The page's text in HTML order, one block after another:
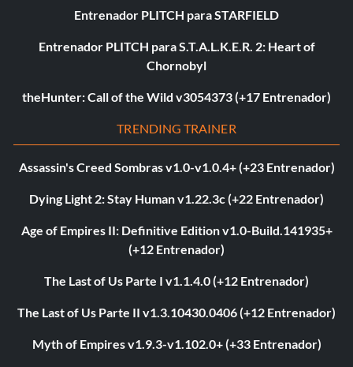
Entrenador PLITCH para STARFIELD
Entrenador PLITCH para S.T.A.L.K.E.R. 2: Heart of
Chornobyl
theHunter: Call of the Wild v3054373 (+17 Entrenador)
TRENDING TRAINER
Assassin's Creed Sombras v1.0-v1.0.4+ (+23 Entrenador)
Dying Light 2: Stay Human v1.22.3c (+22 Entrenador)
Age of Empires II: Definitive Edition v1.0-Build.141935+
(+12 Entrenador)
The Last of Us Parte I v1.1.4.0 (+12 Entrenador)
The Last of Us Parte II v1.3.10430.0406 (+12 Entrenador)
Myth of Empires v1.9.3-v1.102.0+ (+33 Entrenador)